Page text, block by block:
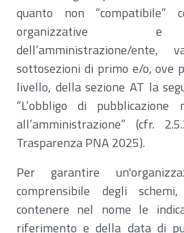
quanto non “compatibile”
organizzative e
dell’amministrazione/
sottosezioni di primo e/o, ove
livello, della sezione AT la
“L’obbligo di
all’amministrazione” (cfr.
Trasparenza PNA 2025).
Per garantire
comprensibile degli
contenere nel nome le
riferimento e della data di